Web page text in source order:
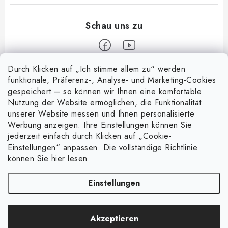
Durch Klicken auf „Ich stimme allem zu“ werden
funktionale, Präferenz-, Analyse- und Marketing-Cookies
gespeichert – so können wir Ihnen eine komfortable
Nutzung der Website ermöglichen, die Funktionalität
unserer Website messen und Ihnen personalisierte
Werbung anzeigen. Ihre Einstellungen können Sie
jederzeit einfach durch Klicken auf „Cookie-
Einstellungen“ anpassen. Die vollständige Richtlinie
können Sie hier lesen.
Einstellungen
Akzeptieren
Informace pro vás
Über uns
Handelsbedingungen
Datenschutzerklärung
Warenrückgabe
Kontakte - Impressum
Nachricht
Entdecken Sie die Magie magnetischer Taschen
15.4.2025
4 spielerische Experimente mit Magneten
Was bedeutet die angegebene Magnetstärke in kg?
Facebook
Copyright 2026e-shop.magsy.eu. Alle Rechte vorbehalten.Cookie-
Einstellungen ändern